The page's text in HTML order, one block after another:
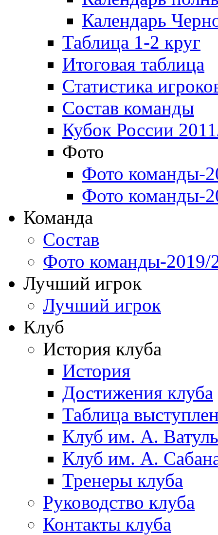
Календарь
Таблица 1-2 круг
Итоговая таблица
Статистика
Состав команды
Кубок России
Фото
Фото команды-
Фото команды-
Команда
Состав
Фото команды-2019/
Лучший игрок
Лучший игрок
Клуб
История клуба
История
Достижения клуба
Таблица
Клуб им. А.
Клуб им. А.
Тренеры клуба
Руководство клуба
Контакты клуба